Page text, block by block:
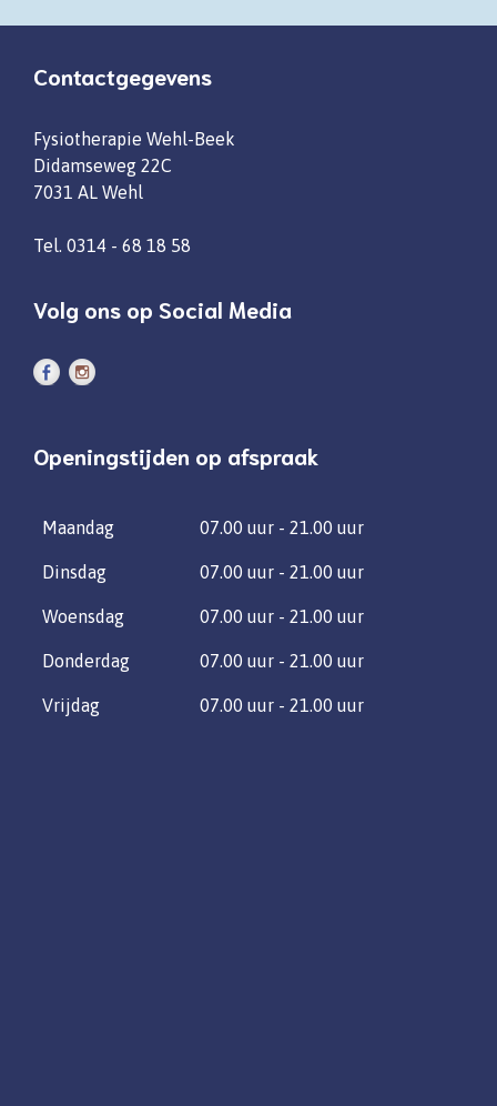
Contactgegevens
Fysiotherapie Wehl-Beek
Didamseweg 22C
7031 AL Wehl
Tel. 0314 - 68 18 58
Volg ons op Social Media
Openingstijden op afspraak
Maandag 07.00 uur - 21.00 uur
Dinsdag 07.00 uur - 21.00 uur
Woensdag 07.00 uur - 21.00 uur
Donderdag 07.00 uur - 21.00 uur
Vrijdag 07.00 uur - 21.00 uur